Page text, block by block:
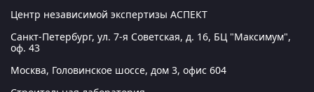
Центр независимой экспертизы АСПЕКТ
Санкт-Петербург, ул. 7-я Советская, д. 16, БЦ "Максимум",
оф. 43
Москва, Головинское шоссе, дом 3, офис 604